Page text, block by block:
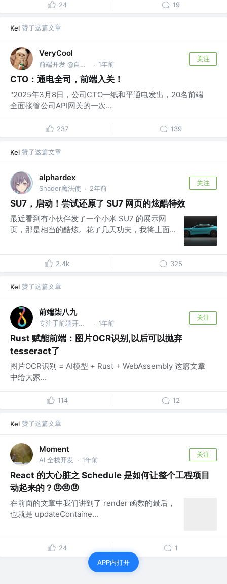
24 19
Kel 赞了这篇文章
VeryCool
前端开发 @自成一派 · 1年前
关注
CTO：通电全司，前端入关！
"2025年3月8日，公司CTO一纸和平通电发出，20名前端
全面接管公司API网关的一次...
237 139
Kel 赞了这篇文章
alphardex
Shader魔法使 · 2年前
关注
SU7，启动！尝试还原了 SU7 网页的炫酷特效
最近看到有小伙伴发了一个小米 SU7 的展示网
页，那是相当的酷炫。花了几天功夫，我将上面...
2.4k 325
Kel 赞了这篇文章
前端柒八九
专注于前端开发技术/Rust及AI应用知识分享的Coder · 1年前
关注
Rust 赋能前端：图片OCR识别,以后可以抛弃
tesseract了
图片OCR识别 = AI模型 + Rust + WebAssembly 这篇文章
中给大家...
114 12
Kel 赞了这篇文章
Moment
AI 全栈开发 · 1年前
关注
React 的大心脏之 Schedule 是如何让整个工程项目
动起来的？🤨🤨🤨
在前面的文章中我们讲到了 render 函数的最后，
也就是 updateContaine...
24
1
APP内打开